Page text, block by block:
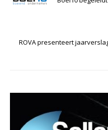
ROVA presenteert